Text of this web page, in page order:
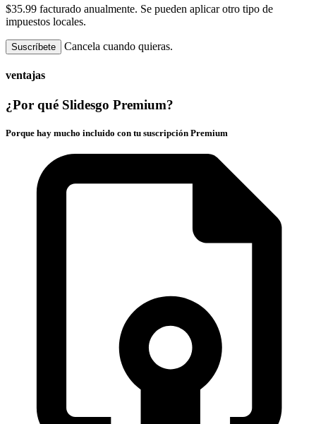
$35.99 facturado anualmente. Se pueden aplicar otro tipo de
impuestos locales.
Suscríbete Cancela cuando quieras.
ventajas
¿Por qué Slidesgo Premium?
Porque hay mucho incluido con tu suscripción Premium